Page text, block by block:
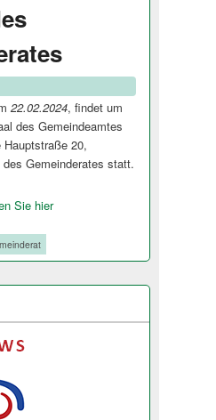
22.02.2024, findet um
des Gemeindeamtes
Hauptstraße 20,
Gemeinderates stat­t.
Sie hier